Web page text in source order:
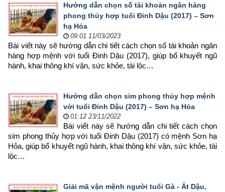
Hướng dẫn chọn số tài khoản ngân hàng
phong thủy hợp tuổi Đinh Dậu (2017) – Sơn
hạ Hỏa
09:01 11/03/2023
Bài viết này sẽ hướng dẫn chi tiết cách chọn số tài khoản ngân
hàng hợp mệnh với tuổi Đinh Dậu (2017), giúp bổ khuyết ngũ
hành, khai thông khí vận, sức khỏe, tài lộc…
Hướng dẫn chọn sim phong thủy hợp mệnh
với tuổi Đinh Dậu (2017) – Sơn hạ Hỏa
01:12 23/11/2022
Bài viết này sẽ hướng dẫn chi tiết cách chọn
sim phong thủy hợp với tuổi Đinh Dậu (2017) có mệnh Sơn hạ
Hỏa, giúp bổ khuyết ngũ hành, khai thông khí vận, sức khỏe, tài
lộc…
Giải mã vận mệnh người tuổi Gà - Ất Dậu,